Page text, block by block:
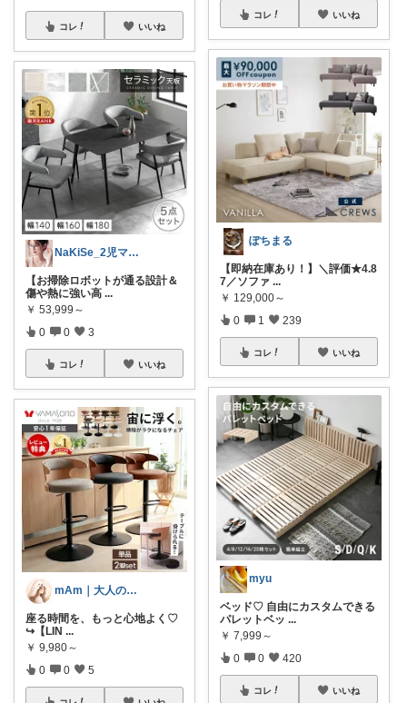
コレ いいね
NaKiSe_2児ママ🌸訪問感謝です
【お掃除ロボットが通る設計＆
傷や熱に強い高 ...
￥ 53,999～
0 0 3
コレ いいね
mAm｜大人のご褒美セレクト
座る時間を、もっと心地よく♡
↪︎【LIN ...
￥ 9,980～
0 0 5
コレ いいね
ぽちまる
【即納在庫あり！】＼評価★4.8
7／ソファ ...
￥ 129,000～
0 1 239
コレ いいね
myu
ベッド♡ 自由にカスタムできる
パレットベッ ...
￥ 7,999～
0 0 420
コレ いいね